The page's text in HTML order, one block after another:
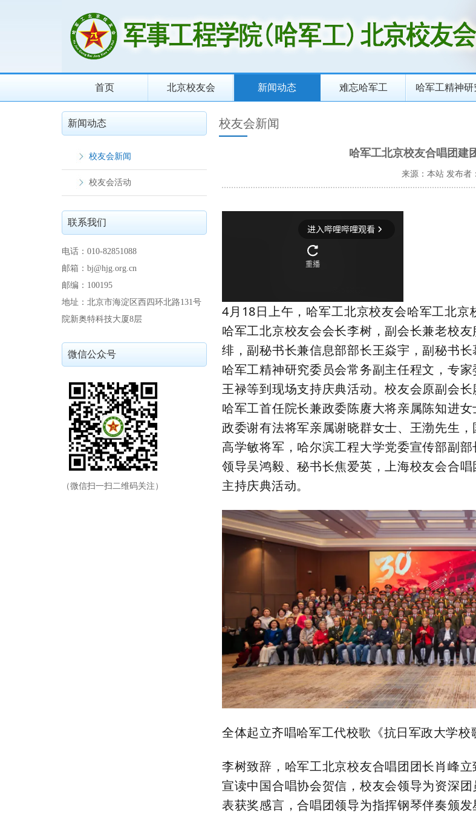
首页 北京校友会 新闻动态 难忘哈军工 哈军工精神研
新闻动态
校友会新闻
校友会活动
联系我们
电话：010-82851088
邮箱：bj@hjg.org.cn
邮编：100195
地址：北京市海淀区西四环北路131号
院新奥特科技大厦8层
微信公众号
（微信扫一扫二维码关注）
校友会新闻
哈军工北京校友合唱团建
来源：本站 发布者
4月18日上午， 哈军工北京校友会哈军工北京
哈军工北京校友会会长李树，副会长兼老校
绯，副秘书长兼信息部部长王焱宇，副秘书
哈军工精神研究委员会常务副主任程文，专
王禄等到现场支持庆典活动。校友会原副会
哈军工首任院长兼政委陈赓大将亲属陈知进
政委谢有法将军亲属谢晓群女士、王渤先生
高学敏将军， 哈尔滨工程大学党委宣传部副
领导吴鸿毅、秘书长焦爱英，上海校友会合唱
主持庆典活动。
全体起立齐唱哈军工代校歌《抗日军政大学校
李树致辞，哈军工北京校友合唱团团长肖峰立
宣读中国合唱协会贺信，校友会领导为资深
表获奖感言，合唱团领导为指挥钢琴伴奏颁